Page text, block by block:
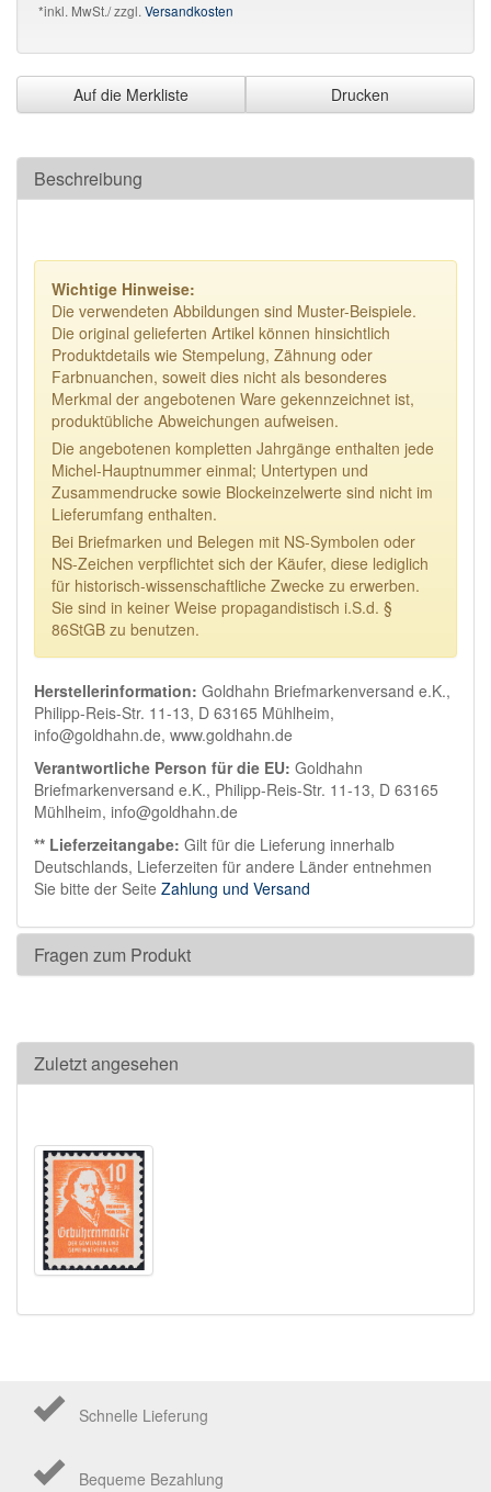
*inkl. MwSt./ zzgl.Versandkosten
Auf die Merkliste Drucken
Beschreibung
Wichtige Hinweise:
Die verwendeten Abbildungen sind Muster-Beispiele.
Die original gelieferten Artikel können hinsichtlich
Produktdetails wie Stempelung, Zähnung oder
Farbnuanchen, soweit dies nicht als besonderes
Merkmal der angebotenen Ware gekennzeichnet ist,
produktübliche Abweichungen aufweisen.
Die angebotenen kompletten Jahrgänge enthalten jede
Michel-Hauptnummer einmal; Untertypen und
Zusammendrucke sowie Blockeinzelwerte sind nicht im
Lieferumfang enthalten.
Bei Briefmarken und Belegen mit NS-Symbolen oder
NS-Zeichen verpflichtet sich der Käufer, diese lediglich
für historisch-wissenschaftliche Zwecke zu erwerben.
Sie sind in keiner Weise propagandistisch i.S.d. §
86StGB zu benutzen.
Herstellerinformation: Goldhahn Briefmarkenversand e.K.,
Philipp-Reis-Str. 11-13, D 63165 Mühlheim,
info@goldhahn.de, www.goldhahn.de
Verantwortliche Person für die EU: Goldhahn
Briefmarkenversand e.K., Philipp-Reis-Str. 11-13, D 63165
Mühlheim, info@goldhahn.de
** Lieferzeitangabe: Gilt für die Lieferung innerhalb
Deutschlands, Lieferzeiten für andere Länder entnehmen
Sie bitte der Seite Zahlung und Versand
Fragen zum Produkt
Zuletzt angesehen
Schnelle Lieferung
Bequeme Bezahlung